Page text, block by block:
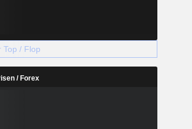
Top / Flop
/ Forex